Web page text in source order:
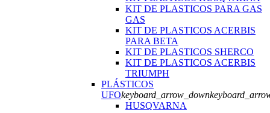
KIT DE PLASTICOS PARA GAS
GAS
KIT DE PLASTICOS ACERBIS
PARA BETA
KIT DE PLASTICOS SHERCO
KIT DE PLASTICOS ACERBIS
TRIUMPH
PLÁSTICOS
UFOkeyboard_arrow_down
HUSQVARNA